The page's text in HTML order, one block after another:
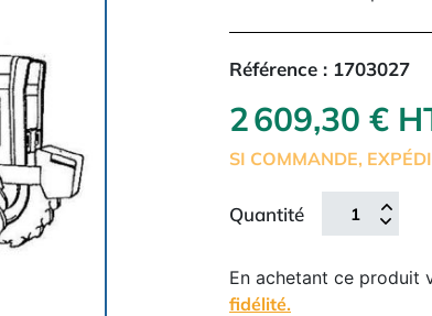
Référence : 1703027
2 609,30 €
SI COMMANDE,
Quantité
En achetant ce produit
fidélité.